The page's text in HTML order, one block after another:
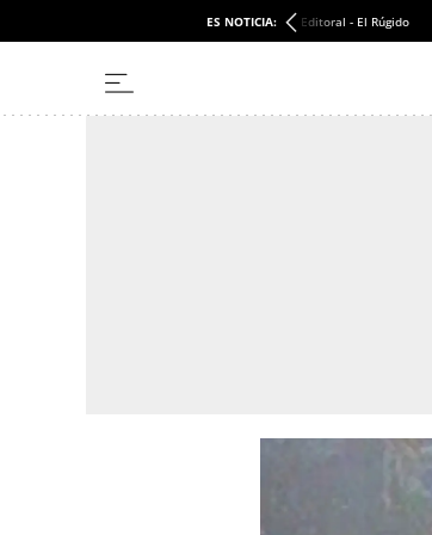
ES NOTICIA: Editoral - El Rúgido